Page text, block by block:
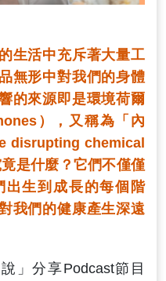
生活中充斥著大量工
無形中對我們的身體
的來源即是環境荷爾
），又稱為「內
disrupting chemical
是什麼？它們不僅僅
出生到成長的每個階
我們的健康產生深遠
」分享Podcast節目